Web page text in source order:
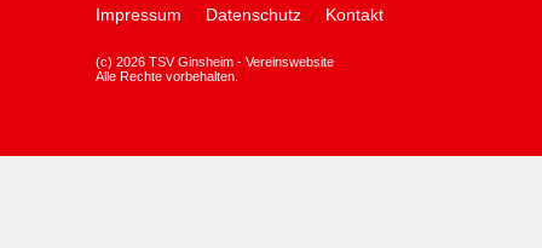
Impressum Datenschutz Kontakt
(c) 2026 TSV Ginsheim - Vereinswebsite
Alle Rechte vorbehalten.